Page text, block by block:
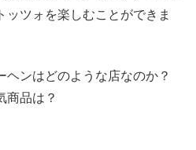
ッツォを楽しむことができま
ヘンはどのような店なのか？
商品は？